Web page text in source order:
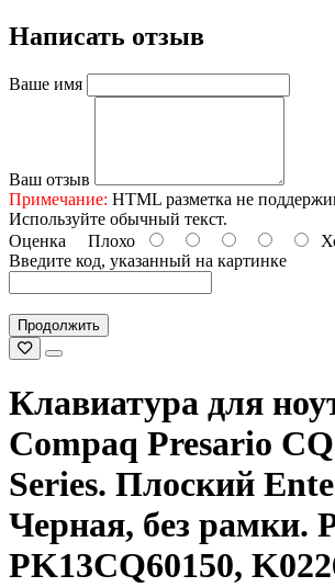
Написать отзыв
Ваше имя
Ваш отзыв
Примечание: HTML разметка не
Используйте обычный текст.
Оценка Плохо
Введите код, указанный на картинке
Продолжить
Клавиатура для
Compaq Presario
Series. Плоский
Черная, без рамки.
PK13CQ60150,